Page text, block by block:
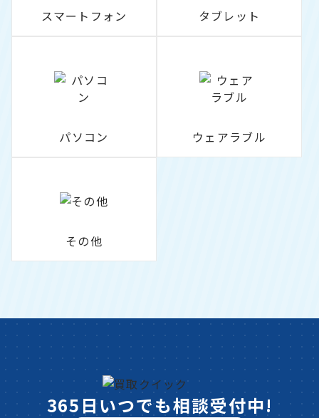
スマートフォン タブレット
パソコン ウェアラブル
その他
365日いつでも相談受付中!